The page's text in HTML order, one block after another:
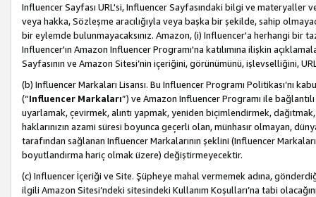
Influencer Sayfası URL'si, Influencer Sayfasındaki bilgi ve materyaller
veya hakka, Sözleşme aracılığıyla veya başka bir şekilde, sahip
bir eylemde bulunmayacaksınız. Amazon, (i) Influencer'a herhangi bir
Influencer'ın Amazon Influencer Programı'na katılımına ilişkin
Sayfasının ve Amazon Sitesi’nin içeriğini, görünümünü, işlevselliğini,
(b) Influencer Markaları Lisansı. Bu Influencer Programı Politikası’nı
(“Influencer Markaları”) ve Amazon Influencer Programı ile
uyarlamak, çevirmek, alıntı yapmak, yeniden biçimlendirmek,
haklarınızın azami süresi boyunca geçerli olan, münhasır olmayan,
tarafından sağlanan Influencer Markalarının şeklini (Influencer
boyutlandırma hariç olmak üzere) değiştirmeyecektir.
(c) Influencer İçeriği ve Site. Şüpheye mahal vermemek adına,
ilgili Amazon Sitesi’ndeki sitesindeki Kullanım Koşulları’na tabi